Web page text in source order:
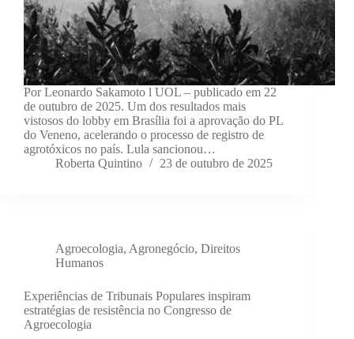
Por Leonardo Sakamoto l UOL – publicado em 22
de outubro de 2025. Um dos resultados mais
vistosos do lobby em Brasília foi a aprovação do PL
do Veneno, acelerando o processo de registro de
agrotóxicos no país. Lula sancionou…
Roberta Quintino
23 de outubro de 2025
Agroecologia, Agronegócio, Direitos
Humanos
Experiências de Tribunais Populares inspiram
estratégias de resistência no Congresso de
Agroecologia